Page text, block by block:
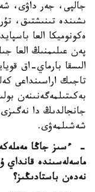
جالپى، جەر داۋى،
ىشىندە تىنىشتىق،
ەكونوميكا العا
پەن عىلىمنىڭ العا
الىسقا بارماي-اق
تاجىك اراسىنداعى
بەكىتىلمەگەنىنەن
جانجالدىڭ دا
شەشىلمەۋى.
- ءسىز جاڭا
ماسەلەسىندە قانداي
نەدەن باستادىڭىز؟